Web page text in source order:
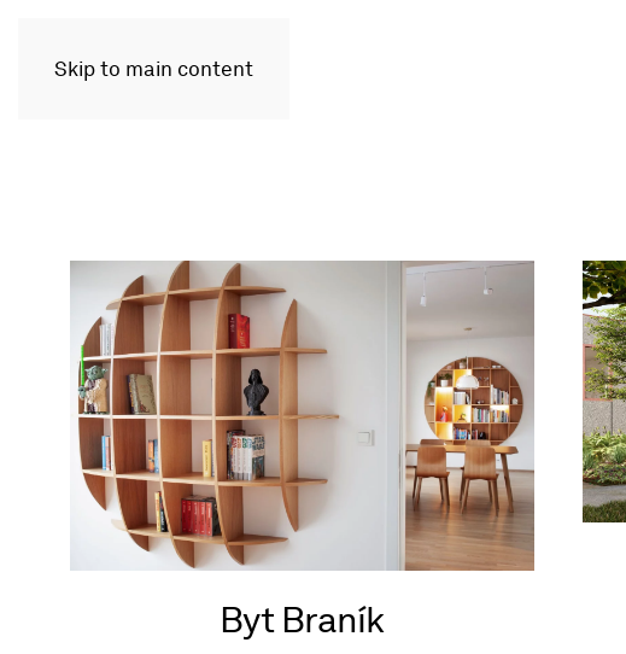
Skip to main content
Byt Braník